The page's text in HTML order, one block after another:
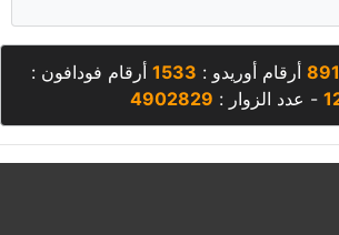
أرقام أوريدو : 1533 أرقام فودافون :
- عدد الزوار : 4902829